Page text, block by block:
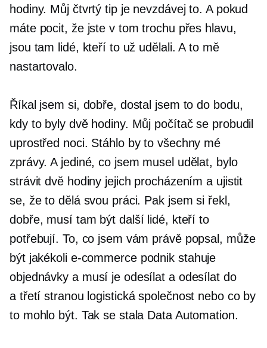
hodiny. Můj čtvrtý tip je nevzdávej to. A pokud
máte pocit, že jste v tom trochu přes hlavu,
jsou tam lidé, kteří to už udělali. A to mě
nastartovalo.
Říkal jsem si, dobře, dostal jsem to do bodu,
kdy to byly dvě hodiny. Můj počítač se probudil
uprostřed noci. Stáhlo by to všechny mé
zprávy. A jediné, co jsem musel udělat, bylo
strávit dvě hodiny jejich procházením a ujistit
se, že to dělá svou práci. Pak jsem si řekl,
dobře, musí tam být další lidé, kteří to
potřebují. To, co jsem vám právě popsal, může
být jakékoli e-commercepodnik stahuje
objednávky a musí je odesílat a odesílat do
a třetí stranou logistická společnost nebo co by
to mohlo být. Tak se stala Data Automation.